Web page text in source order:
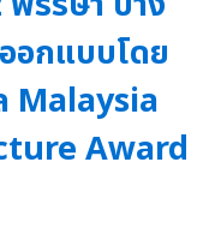
อกแบบโดย
Malaysia
Award